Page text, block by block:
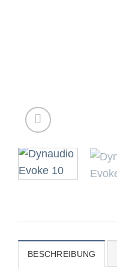
BESCHREIBUNG